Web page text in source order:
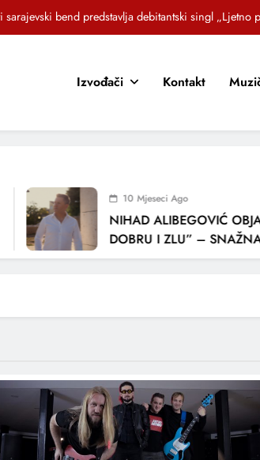
sarajevski bend predstavlja debitantski singl „Ljetno
KROZ PJESMU POZVALI MALIŠANE NA
KROZ PJESMU POZVALI MALIŠANE NA
Izvođači Kontakt
10 Mjeseci Ago
NIHAD ALIBEGOVIĆ
DOBRU I ZLU” – SNAŽNA
LJUBAVI I VREMENU KOJE